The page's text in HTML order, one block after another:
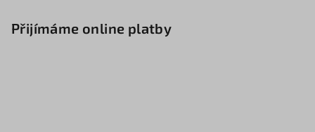
Přijímáme online platby